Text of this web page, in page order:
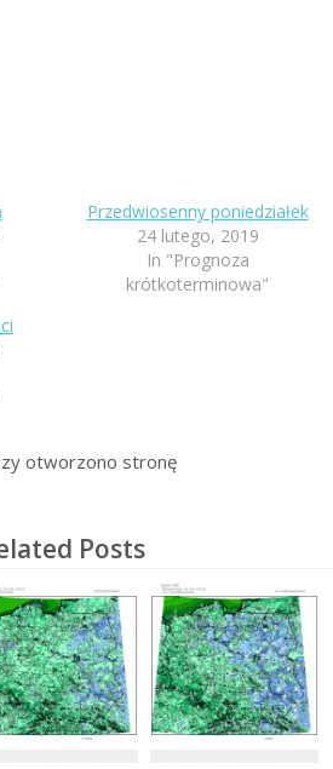
Przedwiosenny poniedziałek
24 lutego, 2019
In "Prognoza
krótkoterminowa"
otworzono stronę
Posts